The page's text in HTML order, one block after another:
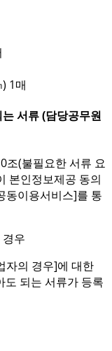
1매
서류 (담당공무원
조(불필요한 서류 요
본인정보제공 동의
동이용서비스]를 통
우
자의 경우]에 대한
도 되는 서류가 등록